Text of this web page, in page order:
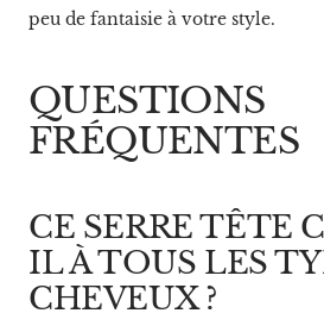
peu de fantaisie à votre style.
QUESTIONS
FRÉQUENTES
CE SERRE TÊTE
IL À TOUS LES
CHEVEUX ?